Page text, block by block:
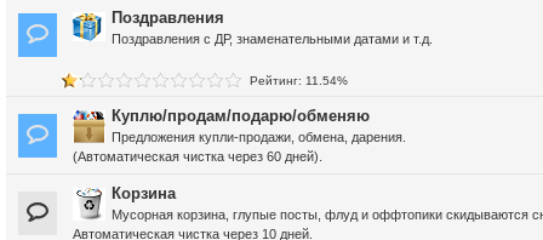
Поздравления
Поздравления с ДР, знаменательными датами и т.д.
Рейтинг: 11.54%
Куплю/продам/подарю/обменяю
Предложения купли-продажи, обмена, дарения.
(Автоматическая чистка через 60 дней).
Корзина
Мусорная корзина, глупые посты, флуд и оффтопики скидываются
Автоматическая чистка через 10 дней.